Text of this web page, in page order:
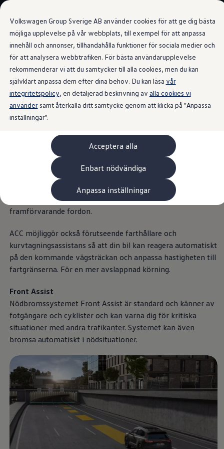
Volkswagen Group Sverige AB använder cookies för att ge dig bästa
möjliga upplevelse på vår webbplats, till exempel för att anpassa
innehåll och annonser, tillhandahålla funktioner för sociala medier och
för att analysera webbtrafiken. För bästa användarupplevelse
rekommenderar vi att du samtycker till alla cookies, men du kan
självklart anpassa dem efter dina behov. Du kan läsa vår
integritetspolicy, en detaljerad beskrivning av alla cookies vi
användersamt återkalla ditt samtycke genom att klicka på "Anpassa
inställningar".
Acceptera alla
Enbart nödvändiga
Anpassa inställningar
Gå till
huvudinnehåll
Gå till
sidfot
Bygg din bil
Nya bilar i lager
Golf Sportscombi
Pressen testar Golf Sportscombi
Lär dig om våra modellversioner
Boka provkörning
Äga
Service
Originalservice
Originalservice 4+
Skadereparation
ServiceCam
Service av elbilar
Tillbehör
Interiör- och exteriörskydd
Underhållning och elektronik
Laddbox och laddningskablar
Däck och fälg
Delar
Originaldelar
Bytesdelar
Ekonomidelar
Classic Parts
Frågor och svar
Reseförsäkring
Viktig kundinformation
Mobilitetsgaranti
Varnings- och kontrollampor
2G/3G-nätet stängs ned – hur påverkas min
Dieselfrågan
Mjukvaruuppdatering för förbränningsbilar
Hitta serviceverkstad
myVolkswagen
Information om myVolkswagen
Hjälp med appar och digitala tjänster
Navigation Map Update
Digital Instruktionsbok
Mobilitetsgarantin
Uppdateringar för elbilar
Adaptiv farthållare och Front Assist
nödbromssystem
Håller avståndet.
hastighetsgränserna.
Adaptiv farthållare ACC kan hjälpa dig att hålla en
förinställd maxhastighet och ett minsta avstånd till
framförvarande fordon.
ACC möjliggör också förutseende farthållare och
kurvtagningsassistans så att din bil kan reagera automatiskt
på den kommande vägsträckan och anpassa hastigheten till
fartgränserna. För en mer avslappnad körning.
Front Assist
Nödbromssystemet Front Assist är standard och känner av
fotgängare och cyklister och kan varna dig för kritiska
situationer med andra trafikanter. Systemet kan även
bromsa automatiskt i nödsituationer.